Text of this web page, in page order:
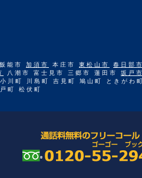
能市 加須市 本庄市 東松山市 春日部市
八潮市 富士見市 三郷市 蓮田市 坂戸市
川町 川島町 吉見町 鳩山町 ときがわ
町 松伏町